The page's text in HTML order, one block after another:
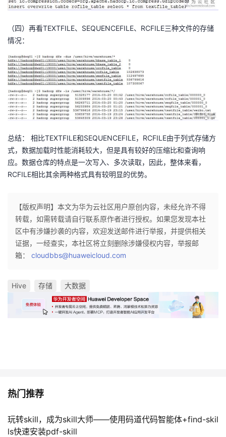
（四）再看TEXTFILE、SEQUENCEFILE、RCFILE三种文件的存储
情况：
总结： 相比TEXTFILE和SEQUENCEFILE，RCFILE由于列式存储方
式，数据加载时性能消耗较大，但是具有较好的压缩比和查询响
应。数据仓库的特点是一次写入、多次读取，因此，整体来看，
RCFILE相比其余两种格式具有较明显的优势。
【版权声明】本文为华为云社区用户原创内容，未经允许不得
转载，如需转载请自行联系原作者进行授权。如果您发现本社
区中有涉嫌抄袭的内容，欢迎发送邮件进行举报，并提供相关
证据，一经查实，本社区将立刻删除涉嫌侵权内容，举报邮
箱： cloudbbs@huaweicloud.com
Hive 存储 大数据
热门推荐
玩转skill，成为skill大师——使用码道代码智能体+find-skil
ls快速安装pdf-skill